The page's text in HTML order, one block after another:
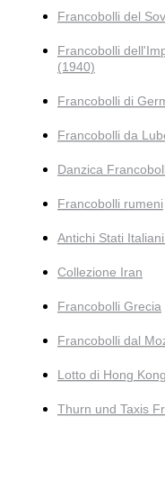
Francobolli del
Francobolli
(1940)
Francobolli di
Francobolli da
Danzica
Francobolli rumeni
Antichi Stati
Collezione Iran
Francobolli Grecia
Francobolli dal
Lotto di Hong Kong
Thurn und Taxis